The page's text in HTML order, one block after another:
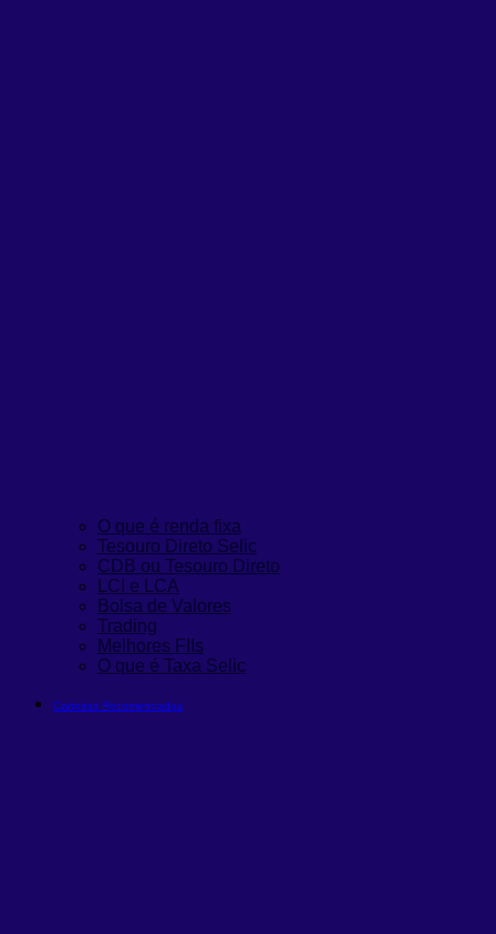
O que é renda fixa
Tesouro Direto Selic
CDB ou Tesouro Direto
LCI e LCA
Bolsa de Valores
Trading
Melhores FIIs
O que é Taxa Selic
Carteiras Recomendadas